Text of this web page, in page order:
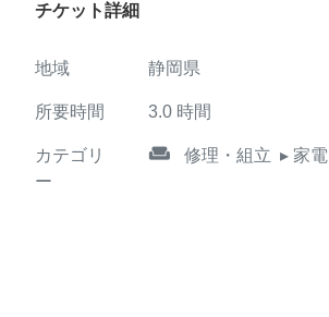
チケット詳細
地域 静岡県
所要時間 3.0 時間
カテゴリ
ー
weekend 修理・組立 ▸ 家電